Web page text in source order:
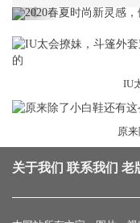
Previous
IU
原
关于我们 联系我们 老